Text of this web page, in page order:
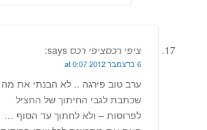
ציפי רכסציפי רכס says:
6 בדצמבר 2012 at 0:07
ערב טוב פירגה .. לא הבנתי את מה
שכתבת לגבי החיתוך של החציל
לפרוסות – ולא לחתוך עד הסוף …